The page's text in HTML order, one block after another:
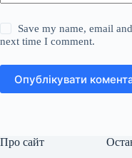
Save my name, email
next time I comment.
Опублікувати
Про сайт